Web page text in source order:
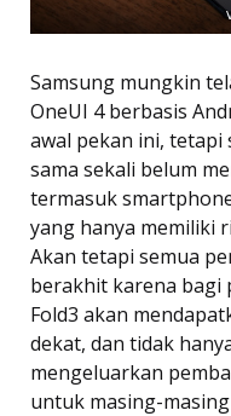
Samsung mungkin
OneUI 4 berbasis
awal pekan ini, tetapi
sama sekali belum
termasuk
yang hanya memiliki
Akan tetapi semua
berakhit karena bagi
Fold3 akan
dekat, dan tidak
mengeluarkan
untuk masing-